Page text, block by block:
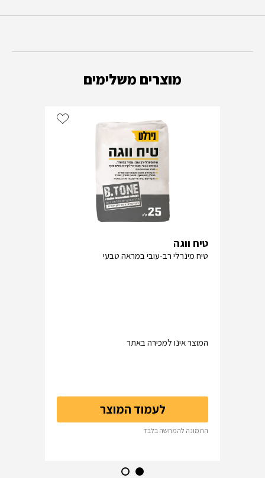
מוצרים משלימים
טיח ווגה
טיח מינרלי רב-עובי במראה טבעי
המוצר אינו למכירה באתר
לעמוד המוצר
התמונה להמחשה בלבד